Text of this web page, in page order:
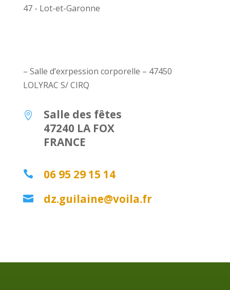
47 - Lot-et-Garonne
– Salle d’exrpession corporelle – 47450
LOLYRAC S/ CIRQ

Salle des fêtes
47240 LA FOX
FRANCE
 06 95 29 15 14
 dz.guilaine@voila.fr